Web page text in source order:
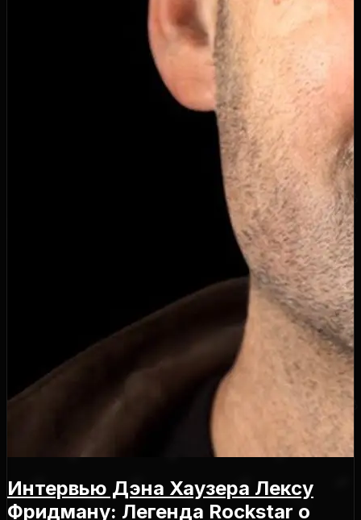
Интервью Дэна Хаузера Лексу
Фридману: Легенда Rockstar о